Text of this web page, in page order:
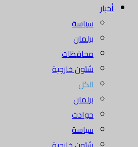
أخبار
سياسة
برلمان
محافظات
شئون خارجية
الكل
برلمان
حوادث
سياسة